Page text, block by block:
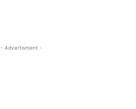
- Advertisment -